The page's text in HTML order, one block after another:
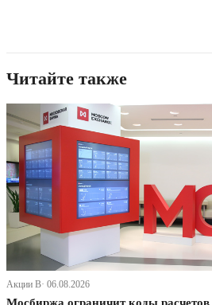
Читайте также
Акции В· 06.08.2026